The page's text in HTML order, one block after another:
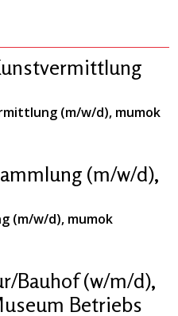
(m/w/d), mumok
(m/w/d),
(m/w/d), mumok
Bauhof (w/m/d),
Betriebs